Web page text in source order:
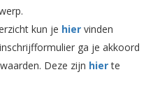
kun je hier vinden
ga je akkoord
Deze zijn hier te